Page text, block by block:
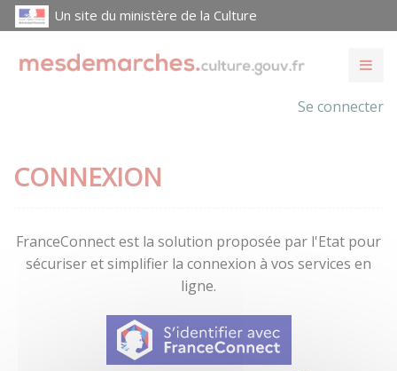
Un site du ministère de la Culture
Se connecter
CONNEXION
FranceConnect est la solution proposée par l'Etat pour
sécuriser et simplifier la connexion à vos services en
ligne.